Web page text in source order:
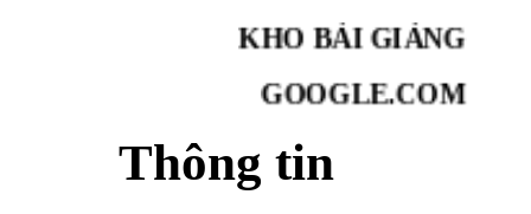
KHO BÀI GIẢNG
GOOGLE.COM
Thông tin